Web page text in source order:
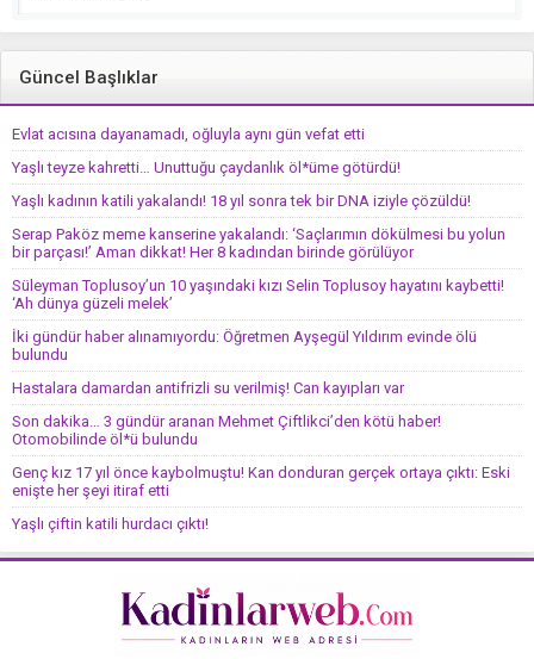
Güncel Başlıklar
Evlat acısına dayanamadı, oğluyla aynı gün vefat etti
Yaşlı teyze kahretti… Unuttuğu çaydanlık öl*üme götürdü!
Yaşlı kadının katili yakalandı! 18 yıl sonra tek bir DNA iziyle çözüldü!
Serap Paköz meme kanserine yakalandı: ‘Saçlarımın dökülmesi bu yolun
bir parçası!’ Aman dikkat! Her 8 kadından birinde görülüyor
Süleyman Toplusoy’un 10 yaşındaki kızı Selin Toplusoy hayatını kaybetti!
‘Ah dünya güzeli melek’
İki gündür haber alınamıyordu: Öğretmen Ayşegül Yıldırım evinde ölü
bulundu
Hastalara damardan antifrizli su verilmiş! Can kayıpları var
Son dakika… 3 gündür aranan Mehmet Çiftlikci’den kötü haber!
Otomobilinde öl*ü bulundu
Genç kız 17 yıl önce kaybolmuştu! Kan donduran gerçek ortaya çıktı: Eski
enişte her şeyi itiraf etti
Yaşlı çiftin katili hurdacı çıktı!